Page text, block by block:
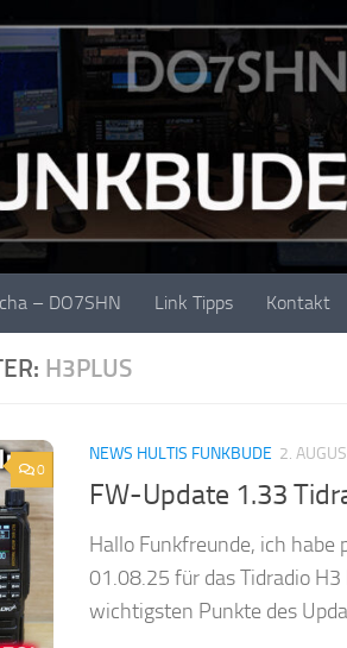
– DO7SHN Link Tipps Kontakt
H3PLUS
0
NEWS HULTIS FUNKBUDE 2.
FW-Update 1.33
Hallo Funkfreunde, ich
01.08.25 für das Tidradio
wichtigsten Punkte des